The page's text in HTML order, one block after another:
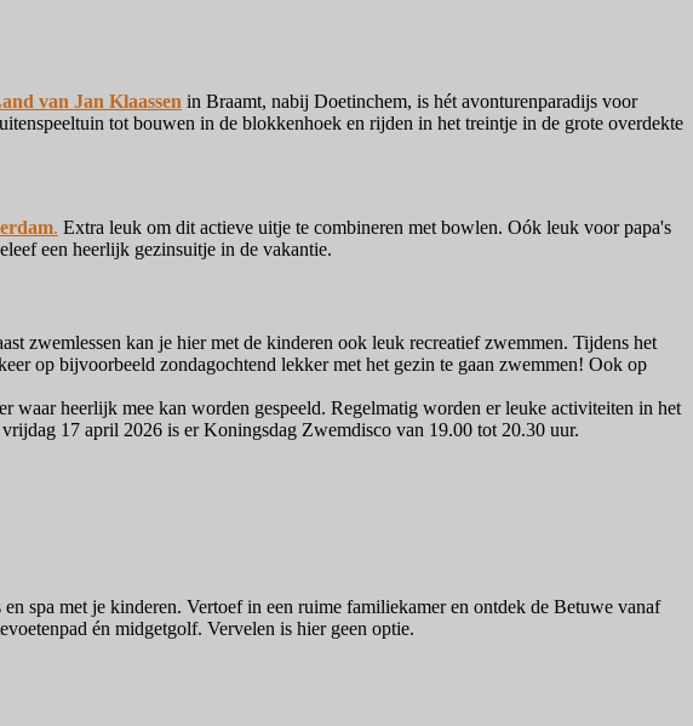
van Jan Klaassen in Braamt, nabij Doetinchem, is hét avonturenparadijs voor
tot bouwen in de blokkenhoek en rijden in het treintje in de grote overdekte
. Extra leuk om dit actieve uitje te combineren met bowlen. Oók leuk voor papa's
een heerlijk gezinsuitje in de vakantie.
zwemlessen kan je hier met de kinderen ook leuk recreatief zwemmen. Tijdens het
op bijvoorbeeld zondagochtend lekker met het gezin te gaan zwemmen! Ook op
heerlijk mee kan worden gespeeld. Regelmatig worden er leuke activiteiten in het
17 april 2026 is er Koningsdag Zwemdisco van 19.00 tot 20.30 uur.
spa met je kinderen. Vertoef in een ruime familiekamer en ontdek de Betuwe vanaf
én midgetgolf. Vervelen is hier geen optie.